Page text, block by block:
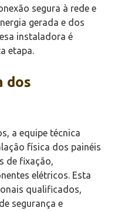
segura à rede e
gerada e dos
instaladora é
etapa.
dos
a equipe técnica
física dos painéis
de fixação,
elétricos. Esta
qualificados,
segurança e